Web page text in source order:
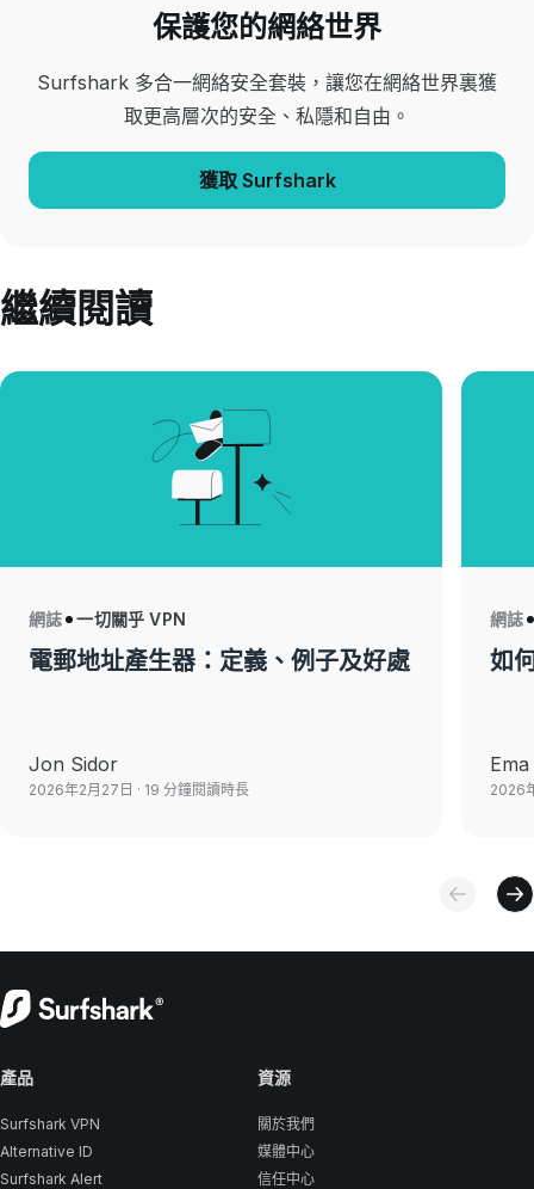
保護您的網絡世界
Surfshark 多合一網絡安全套裝，讓您在網絡世界裏獲
取更高層次的安全、私隱和自由。
獲取 Surfshark
繼續閱讀
網誌 一切關乎 VPN
電郵地址產生器：定義、例子及好處
Jon Sidor
2026年2月27日 · 19 分鐘閱讀時長
網誌
如
2026
產品
Surfshark VPN
Alternative ID
Surfshark Alert
資源
關於我們
媒體中心
信任中心